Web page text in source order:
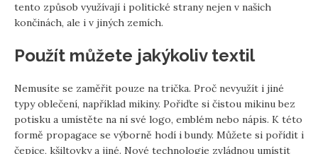
tento způsob využívají i politické strany nejen v našich
končinách, ale i v jiných zemích.
Použít můžete jakýkoliv textil
Nemusíte se zaměřit pouze na trička. Proč nevyužít i jiné
typy oblečení, například mikiny. Pořiďte si čistou mikinu bez
potisku a umístěte na ní své logo, emblém nebo nápis. K této
formě propagace se výborně hodí i bundy. Můžete si pořídit i
čepice, kšiltovky a jiné. Nové technologie zvládnou umístit